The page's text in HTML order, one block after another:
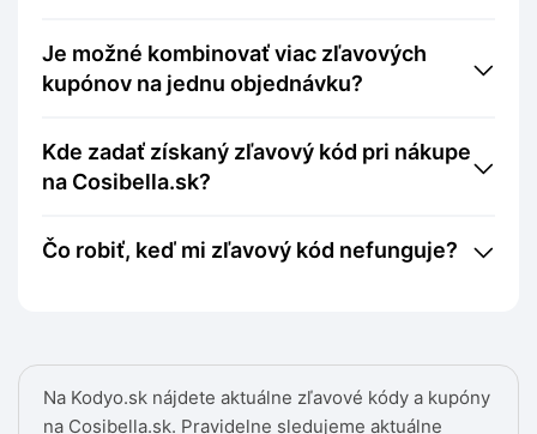
Na Kodyo.sk nájdete aktuálne zľavové kódy a kupóny
na Cosibella.sk. Pravidelne sledujeme aktuálne
Je možné kombinovať viac zľavových
kupónov na jednu objednávku?
Kde zadať získaný zľavový kód pri nákupe
na Cosibella.sk?
Čo robiť, keď mi zľavový kód nefunguje?